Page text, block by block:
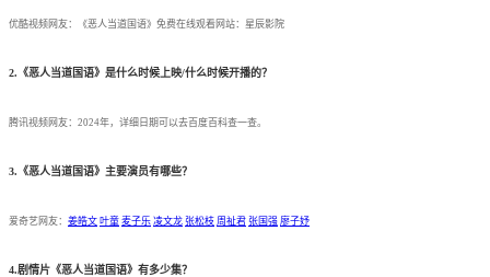
优酷视频网友：《恶人当道国语》免费在线观看网站：星辰影院
2.《恶人当道国语》是什么时候上映/什么时候开播的？
腾讯视频网友：2024年，详细日期可以去百度百科查一查。
3.《恶人当道国语》主要演员有哪些？
爱奇艺网友： 姜皓文 叶童 麦子乐 凌文龙 张松枝 周祉君 张国强 廖子妤
4.剧情片《恶人当道国语》有多少集？